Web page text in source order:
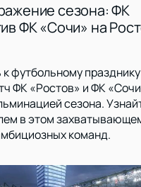
сезона: ФК
ФК «Сочи» на
футбольному
ФК «Ростов» и ФК
сезона.
в этом
команд.